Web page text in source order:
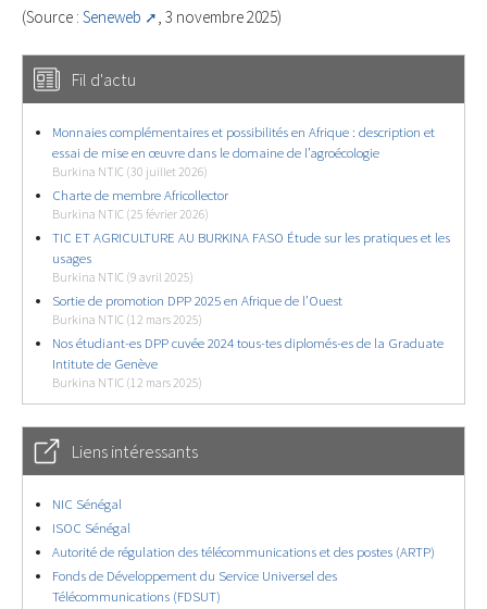
(Source : Seneweb , 3 novembre 2025)
Fil d'actu
Monnaies complémentaires et possibilités en Afrique : description et
essai de mise en œuvre dans le domaine de l’agroécologie
Burkina NTIC (30 juillet 2026)
Charte de membre Africollector
Burkina NTIC (25 février 2026)
TIC ET AGRICULTURE AU BURKINA FASO Étude sur les pratiques et les
usages
Burkina NTIC (9 avril 2025)
Sortie de promotion DPP 2025 en Afrique de l’Ouest
Burkina NTIC (12 mars 2025)
Nos étudiant-es DPP cuvée 2024 tous-tes diplomés-es de la Graduate
Intitute de Genève
Burkina NTIC (12 mars 2025)
Liens intéressants
NIC Sénégal
ISOC Sénégal
Autorité de régulation des télécommunications et des postes (ARTP)
Fonds de Développement du Service Universel des
Télécommunications (FDSUT)